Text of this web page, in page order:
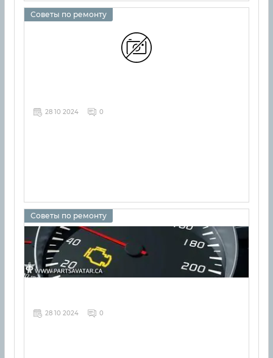
Советы по ремонту
28 10 2024 0
Советы по ремонту
28 10 2024 0